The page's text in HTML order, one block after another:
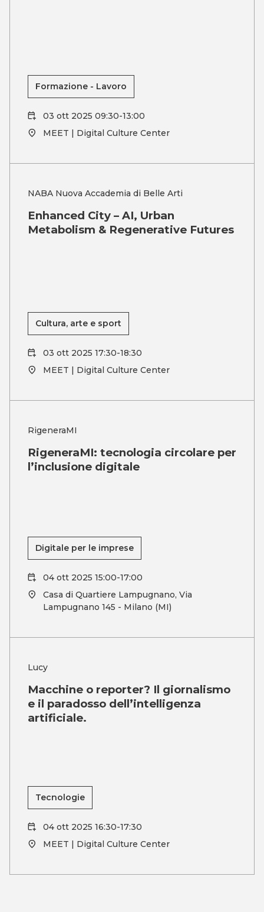
Formazione - Lavoro
03 ott 2025 09:30-13:00
MEET | Digital Culture Center
NABA Nuova Accademia di Belle Arti
Enhanced City – AI, Urban
Metabolism & Regenerative Futures
Cultura, arte e sport
03 ott 2025 17:30-18:30
MEET | Digital Culture Center
RigeneraMI
RigeneraMI: tecnologia circolare per
l’inclusione digitale
Digitale per le imprese
04 ott 2025 15:00-17:00
Casa di Quartiere Lampugnano, Via
Lampugnano 145 - Milano (MI)
Lucy
Macchine o reporter? Il giornalismo
e il paradosso dell’intelligenza
artificiale.
Tecnologie
04 ott 2025 16:30-17:30
MEET | Digital Culture Center